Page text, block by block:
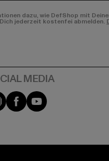
dazu, wie DefShop mit
jederzeit kostenfei abmelden.
Instagram
FacebookYouTube